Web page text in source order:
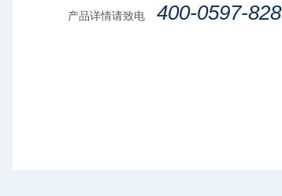
产品详情请致电 400-0597-828